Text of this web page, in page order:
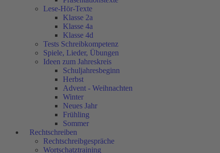
Lese-Hör-Texte
Klasse 2a
Klasse 4a
Klasse 4d
Tests Schreibkompetenz
Spiele, Lieder, Übungen
Ideen zum Jahreskreis
Schuljahresbeginn
Herbst
Advent - Weihnachten
Winter
Neues Jahr
Frühling
Sommer
Rechtschreiben
Rechtschreibgespräche
Wortschatztraining